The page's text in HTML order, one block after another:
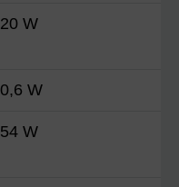
20 W
0,6 W
54 W